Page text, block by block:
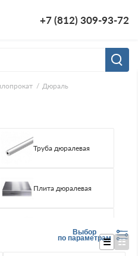
+7 (812) 309-93-72
Дюраль
Труба дюралевая
Плита дюралевая
Квадрат дюралевый
Выбор
по параметрам